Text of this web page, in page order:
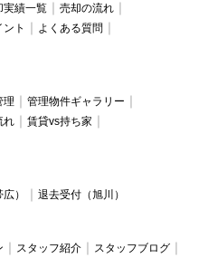
実績一覧
売却の流れ
ト
よくある質問
理
管理物件ギャラリー
れ
賃貸vs持ち家
） 退去受付（旭川）
スタッフ紹介
スタッフブログ